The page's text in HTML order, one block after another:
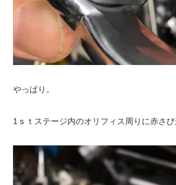
やっぱり。
1ｓｔステージ内のオリフィス周りに赤さび